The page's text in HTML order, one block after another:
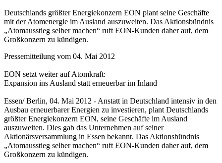
Deutschlands größter Energiekonzern EON plant seine Geschäfte
mit der Atomenergie im Ausland auszuweiten. Das Aktionsbündnis
„Atomausstieg selber machen“ ruft EON-Kunden daher auf, dem
Großkonzern zu kündigen.
Pressemitteilung vom 04. Mai 2012
EON setzt weiter auf Atomkraft:
Expansion ins Ausland statt erneuerbar im Inland
Essen/ Berlin, 04. Mai 2012 - Anstatt in Deutschland intensiv in den
Ausbau erneuerbarer Energien zu investieren, plant Deutschlands
größter Energiekonzern EON, seine Geschäfte im Ausland
auszuweiten. Dies gab das Unternehmen auf seiner
Aktionärsversammlung in Essen bekannt. Das Aktionsbündnis
„Atomausstieg selber machen“ ruft EON-Kunden daher auf, dem
Großkonzern zu kündigen.